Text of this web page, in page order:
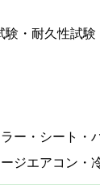
験・耐久性試
ラー・シート
ージエアコン